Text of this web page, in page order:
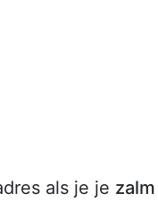
als je je zalm